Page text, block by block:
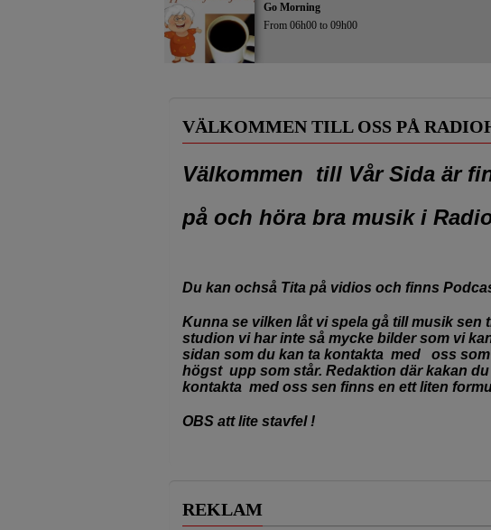
Go Morning
From 06h00 to 09h00
VÄLKOMMEN TILL OSS PÅ
Välkommen till Vår Sida är
på och höra bra musik i
Du kan ochså Tita på vidios och finns
Kunna se vilken låt vi spela gå till musik sen
studion vi har inte så mycke bilder som vi
sidan som du kan ta kontakta med oss
högst upp som står. Redaktion där kakan
kontakta med oss sen finns en ett liten
OBS att lite stavfel !
REKLAM